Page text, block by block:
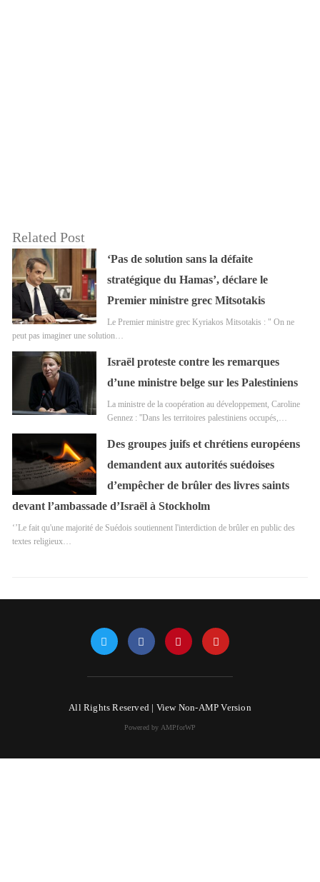
Related Post
‘Pas de solution sans la défaite
stratégique du Hamas’, déclare le
Premier ministre grec Mitsotakis
Le Premier ministre grec Kyriakos Mitsotakis : " On ne
peut pas imaginer une solution…
Israël proteste contre les remarques
d’une ministre belge sur les Palestiniens
La ministre de la coopération au développement, Caroline
Gennez : ''Dans les territoires palestiniens occupés,…
Des groupes juifs et chrétiens européens
demandent aux autorités suédoises
d’empêcher de brûler des livres saints
devant l’ambassade d’Israël à Stockholm
‘’Le fait qu'une majorité de Suédois soutiennent l'interdiction de brûler en public des
textes religieux…
All Rights Reserved | View Non-AMP Version
Powered by AMPforWP